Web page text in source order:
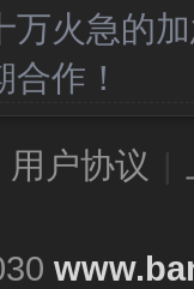
万火急的
作！
用户协议